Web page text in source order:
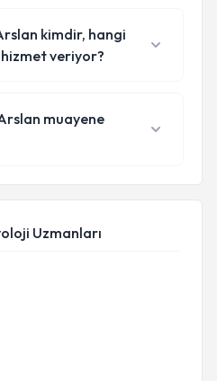
kimdir, hangi
hizmet veriyor?
muayene
Uzmanları